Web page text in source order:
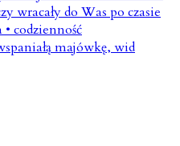
majówkę, wid